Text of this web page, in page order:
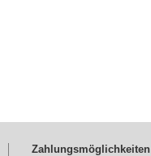
Zahlungsmöglichkeiten